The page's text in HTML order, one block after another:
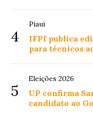
4
Piauí
IFPI publica
para técnicos
5
Eleições 2026
UP confirma
candidato ao